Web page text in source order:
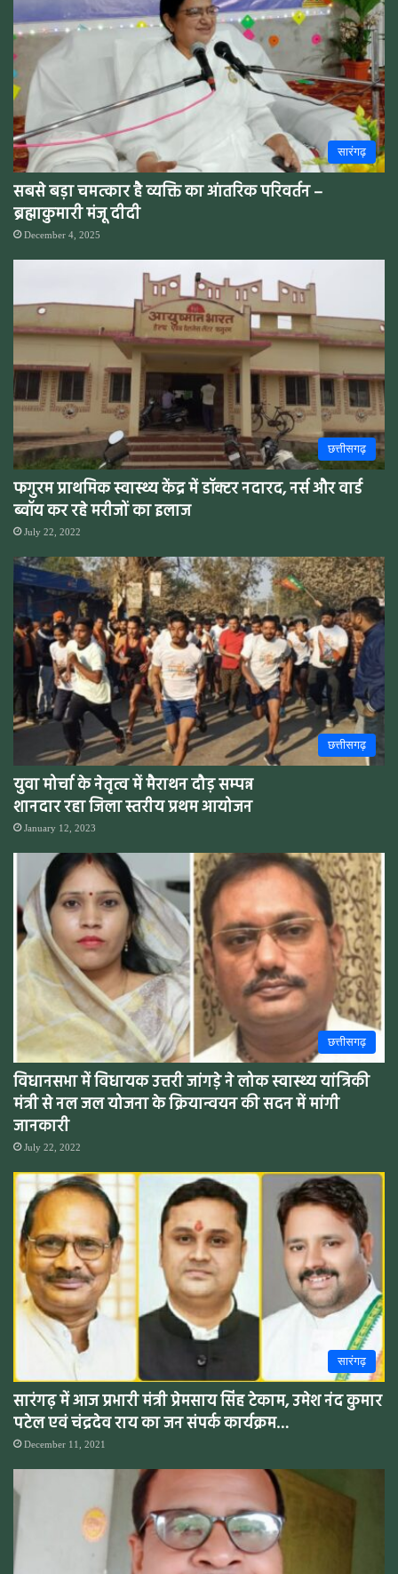
सारंगढ़
सबसे बड़ा चमत्कार है व्यक्ति का आंतरिक परिवर्तन –
ब्रह्माकुमारी मंजू दीदी
December 4, 2025
छत्तीसगढ़
फगुरम प्राथमिक स्वास्थ्य केंद्र में डॉक्टर नदारद, नर्स और वार्ड
ब्वॉय कर रहे मरीजों का इलाज
July 22, 2022
छत्तीसगढ़
युवा मोर्चा के नेतृत्व में मैराथन दौड़ सम्पन्न
शानदार रहा जिला स्तरीय प्रथम आयोजन
January 12, 2023
छत्तीसगढ़
विधानसभा में विधायक उत्तरी जांगड़े ने लोक स्वास्थ्य यांत्रिकी
मंत्री से नल जल योजना के क्रियान्वयन की सदन में मांगी
जानकारी
July 22, 2022
सारंगढ़
सारंगढ़ में आज प्रभारी मंत्री प्रेमसाय सिंह टेकाम, उमेश नंद कुमार
पटेल एवं चंद्रदेव राय का जन संपर्क कार्यक्रम…
December 11, 2021